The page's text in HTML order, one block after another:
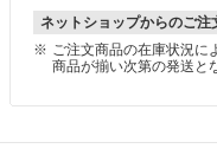
ネットショップからのご注
※ ご注文商品の在庫状況に
商品が揃い次第の発送と